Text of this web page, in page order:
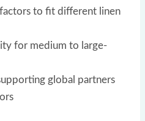
to fit different linen
for medium to large-
global partners